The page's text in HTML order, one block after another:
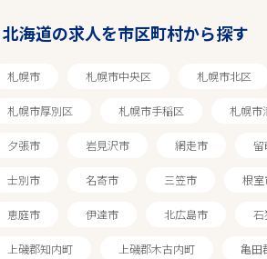
北海道の求人を市区町村から探す
札幌市 札幌市中央区 札幌市北区
札幌市厚別区 札幌市手稲区 札幌市
夕張市 岩見沢市 網走市 留
士別市 名寄市 三笠市 根室
恵庭市 伊達市 北広島市 石
上磯郡知内町 上磯郡木古内町 亀田